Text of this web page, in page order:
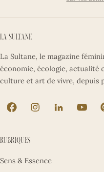
La Sultane
La Sultane, le magazine
économie, écologie, actualité
culture et art de vivre, depuis
La Sultane sur
La Sultane sur
La Sultane
La
Rubriques
Sens & Essence